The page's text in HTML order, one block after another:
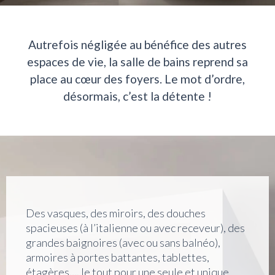
Autrefois négligée au bénéfice des autres
espaces de vie, la salle de bains reprend sa
place au cœur des foyers. Le mot d’ordre,
désormais, c’est la détente !
Des vasques, des miroirs, des douches
spacieuses (à l’italienne ou avec receveur), des
grandes baignoires (avec ou sans balnéo),
armoires à portes battantes, tablettes,
étagères…, le tout pour une seule et unique